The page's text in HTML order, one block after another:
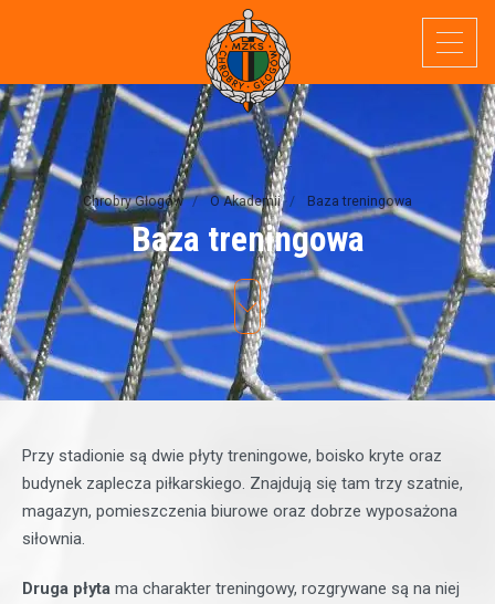
Chrobry Głogów O Akademii Baza treningowa
Baza treningowa
Przy stadionie są dwie płyty treningowe, boisko kryte oraz
budynek zaplecza piłkarskiego. Znajdują się tam trzy szatnie,
magazyn, pomieszczenia biurowe oraz dobrze wyposażona
siłownia.
Druga płyta ma charakter treningowy, rozgrywane są na niej